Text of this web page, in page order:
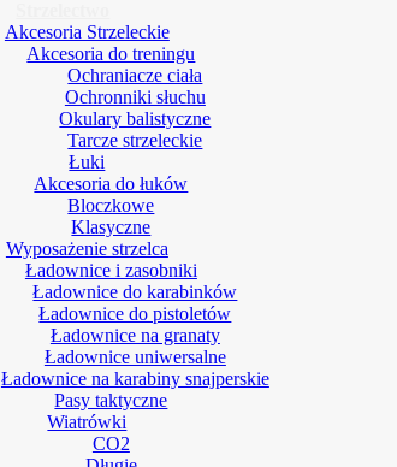
Akcesoria Strzeleckie
Akcesoria do treningu
Ochraniacze ciała
Ochronniki słuchu
Okulary balistyczne
Tarcze strzeleckie
Łuki
Akcesoria do łuków
Bloczkowe
Klasyczne
Wyposażenie strzelca
Ładownice i zasobniki
Ładownice do karabinków
Ładownice do pistoletów
Ładownice na granaty
Ładownice uniwersalne
Ładownice na karabiny snajperskie
Pasy taktyczne
Wiatrówki
CO2